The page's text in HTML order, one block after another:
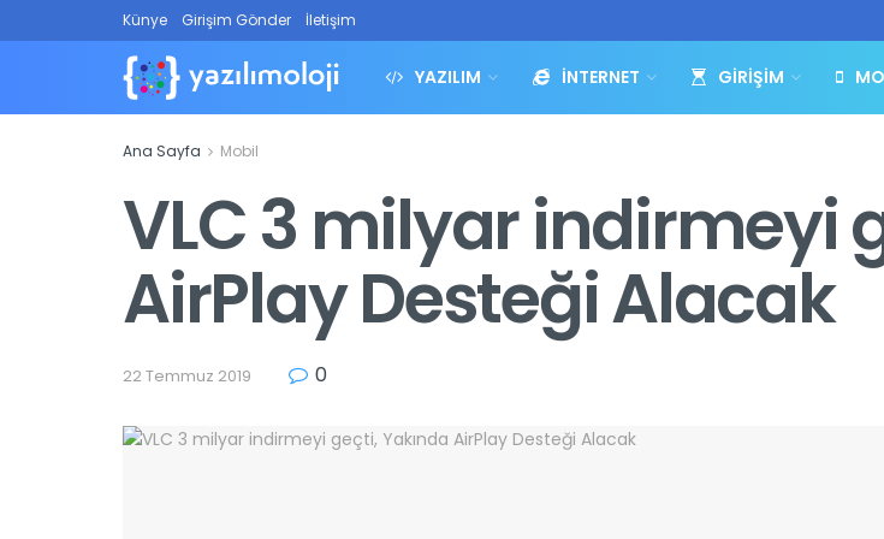
Künye Girişim Gönder İletişim
YAZILIM İNTERNET GIRIŞIM
Ana Sayfa Mobil
VLC 3 milyar indirmeyi
AirPlay Desteği Alacak
22 Temmuz 2019 0